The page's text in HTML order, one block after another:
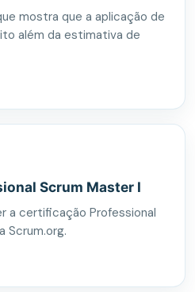
mostra que a aplicação de
além da estimativa de
Scrum Master I
a certificação Professional
Scrum.org.